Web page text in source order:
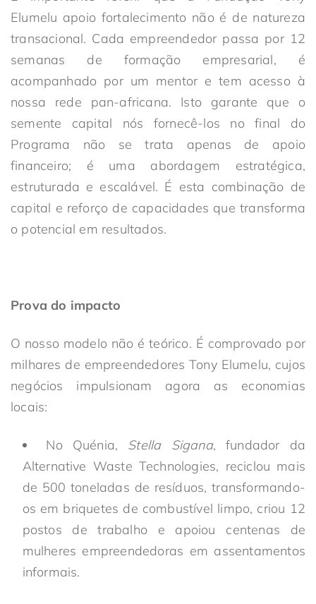
Elumelu apoio fortalecimento não é de natureza
transacional. Cada empreendedor passa por 12
semanas de formação empresarial, é
acompanhado por um mentor e tem acesso à
nossa rede pan-africana. Isto garante que o
semente capital nós fornecê-los no final do
Programa não se trata apenas de apoio
financeiro; é uma abordagem estratégica,
estruturada e escalável. É esta combinação de
capital e reforço de capacidades que transforma
o potencial em resultados.
Prova do impacto
O nosso modelo não é teórico. É comprovado por
milhares de empreendedores Tony Elumelu, cujos
negócios impulsionam agora as economias
locais:
No Quénia, Stella Sigana, fundador da
Alternative Waste Technologies, reciclou mais
de 500 toneladas de resíduos, transformando-
os em briquetes de combustível limpo, criou 12
postos de trabalho e apoiou centenas de
mulheres empreendedoras em assentamentos
informais.